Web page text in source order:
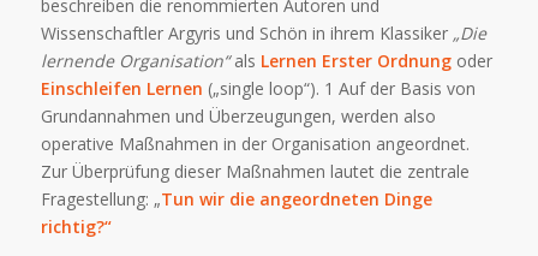
beschreiben die renommierten Autoren und
Wissenschaftler Argyris und Schön in ihrem Klassiker „Die
lernende Organisation“als Lernen Erster Ordnungoder
Einschleifen Lernen („single loop“). 1 Auf der Basis von
Grundannahmen und Überzeugungen, werden also
operative Maßnahmen in der Organisation angeordnet.
Zur Überprüfung dieser Maßnahmen lautet die zentrale
Fragestellung: „Tun wir die angeordneten Dinge
richtig?“